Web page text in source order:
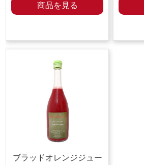
商品を見る
ブラッドオレンジジュー